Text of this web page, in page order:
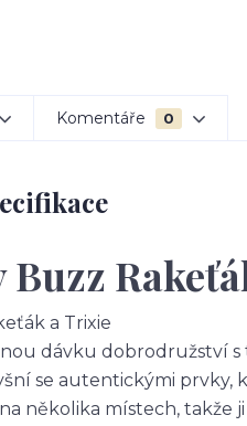
Komentáře 0
Buzz
a Trixie
dávku dobrodružství
se autentickými prvky,
několika místech,